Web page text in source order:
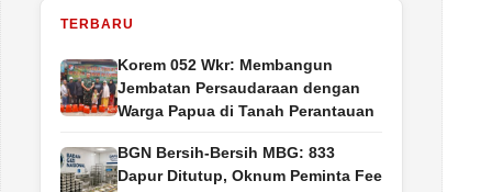
TERBARU
Korem 052 Wkr: Membangun
Jembatan Persaudaraan dengan
Warga Papua di Tanah Perantauan
BGN Bersih-Bersih MBG: 833
Dapur Ditutup, Oknum Peminta Fee